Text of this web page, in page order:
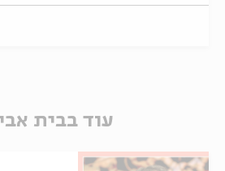
עוד בבית